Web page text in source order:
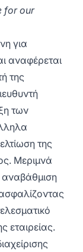
for our
για
αναφέρεται
της
των
της
Μεριμνά
αναβάθμιση
εταιρείας.